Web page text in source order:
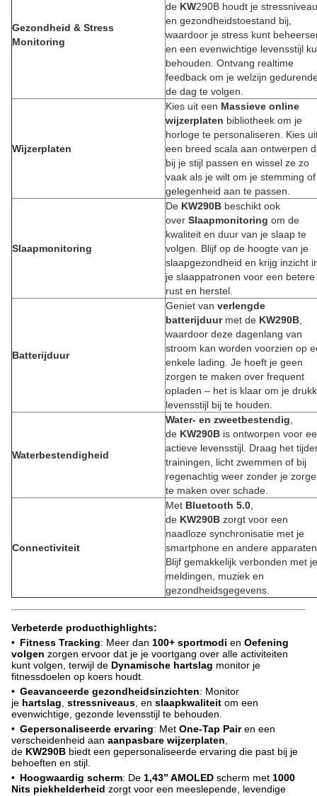
Gezondheid & Stress
Monitoring
de KW290B houdt je
en gezondheidstoestand bij,
waardoor je stress kunt
en een evenwichtige levensstijl
behouden. Ontvang realtime
feedback om je welzijn
de dag te volgen.
Wijzerplaten
Kies uit een Massieve online
wijzerplaten bibliotheek om je
horloge te personaliseren. Kies
een breed scala aan ontwerpen
bij je stijl passen en wissel ze zo
vaak als je wilt om je stemming of
gelegenheid aan te passen.
Slaapmonitoring
De KW290B beschikt ook
over Slaapmonitoring om de
kwaliteit en duur van je slaap te
volgen. Blijf op de hoogte van je
slaapgezondheid en krijg inzicht
je slaappatronen voor een betere
rust en herstel.
Batterijduur
Geniet van verlengde
batterijduurmet de KW290B
waardoor deze dagenlang van
stroom kan worden voorzien op
enkele lading. Je hoeft je geen
zorgen te maken over frequent
opladen – het is klaar om je
levensstijl bij te houden.
Waterbestendigheid
Water- en zweetbestendig
de KW290B is ontworpen voor
actieve levensstijl. Draag het
trainingen, licht zwemmen of bij
regenachtig weer zonder je
te maken over schade.
Connectiviteit
Met Bluetooth 5.0
de KW290B zorgt voor een
naadloze synchronisatie met je
smartphone en andere
Blijf gemakkelijk verbonden met je
meldingen, muziek en
gezondheidsgegevens.
Verbeterde producthighlights:
• Fitness Tracking: Meer dan 100+ sportmodi en Oefening
volgen zorgen ervoor dat je je voortgang over alle activiteiten
kunt volgen, terwijl de Dynamische hartslag monitor je
fitnessdoelen op koers houdt.
• Geavanceerde gezondheidsinzichten: Monitor
je hartslag stressniveaus , en slaapkwaliteit om een
evenwichtige, gezonde levensstijl te behouden.
• Gepersonaliseerde ervaring: Met One-Tap Pairen een
verscheidenheid aan aanpasbare wijzerplaten
de KW290B biedt een gepersonaliseerde ervaring die past bij je
behoeften en stijl.
• Hoogwaardig scherm: De 1,43” AMOLED scherm met 1000
Nits piekhelderheid zorgt voor een meeslepende, levendige